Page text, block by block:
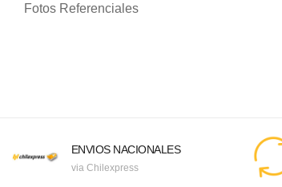
Fotos Referenciales
ENVIOS NACIONALES
via Chilexpress